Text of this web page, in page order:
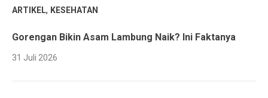
ARTIKEL, KESEHATAN
Gorengan Bikin Asam Lambung Naik? Ini Faktanya
31 Juli 2026